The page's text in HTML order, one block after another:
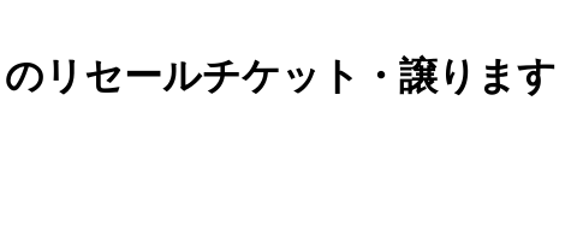
リセールチケット・譲ります